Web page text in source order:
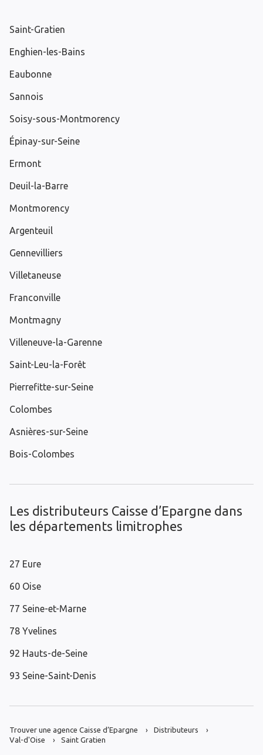
Saint-Gratien
Enghien-les-Bains
Eaubonne
Sannois
Soisy-sous-Montmorency
Épinay-sur-Seine
Ermont
Deuil-la-Barre
Montmorency
Argenteuil
Gennevilliers
Villetaneuse
Franconville
Montmagny
Villeneuve-la-Garenne
Saint-Leu-la-Forêt
Pierrefitte-sur-Seine
Colombes
Asnières-sur-Seine
Bois-Colombes
Les distributeurs Caisse d’Epargne dans
les départements limitrophes
27 Eure
60 Oise
77 Seine-et-Marne
78 Yvelines
92 Hauts-de-Seine
93 Seine-Saint-Denis
Trouver une agence Caisse d’Epargne
Distributeurs
Val-d'Oise
Saint Gratien